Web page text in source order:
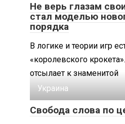
Не верь глазам
стал моделью
порядка
В логике и теории игр
«королевского
отсылает к знаменитой
Украина
Свобода слова по